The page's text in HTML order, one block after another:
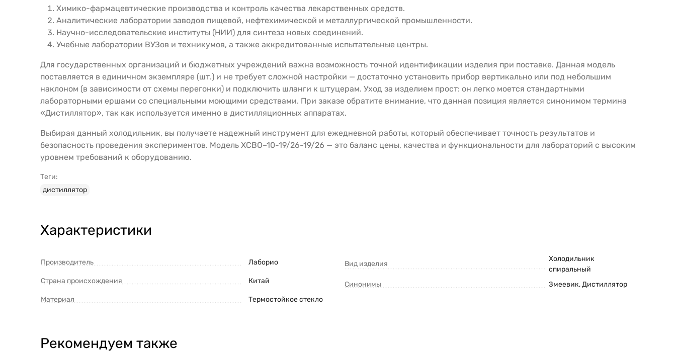
Химико-фармацевтические производства и контроль качества лекарственных средств.
Аналитические лаборатории заводов пищевой, нефтехимической и металлургической промышленности.
Научно-исследовательские институты (НИИ) для синтеза новых соединений.
Учебные лаборатории ВУЗов и техникумов, а также аккредитованные испытательные центры.
Для государственных организаций и бюджетных учреждений важна возможность точной идентификации изделия при поставке. Данная модель
поставляется в единичном экземпляре (шт.) и не требует сложной настройки — достаточно установить прибор вертикально или под небольшим
наклоном (в зависимости от схемы перегонки) и подключить шланги к штуцерам. Уход за изделием прост: он легко моется стандартными
лабораторными ершами со специальными моющими средствами. При заказе обратите внимание, что данная позиция является синонимом термина
«Дистиллятор», так как используется именно в дистилляционных аппаратах.
Выбирая данный холодильник, вы получаете надежный инструмент для ежедневной работы, который обеспечивает точность результатов и
безопасность проведения экспериментов. Модель ХСВО–10-19/26-19/26 — это баланс цены, качества и функциональности для лабораторий с высоким
уровнем требований к оборудованию.
Теги:
дистиллятор
Характеристики
Производитель Лаборио
Страна происхождения Китай
Материал Термостойкое стекло
Вид изделия
Холодильник
спиральный
Синонимы
Змеевик, Дистиллятор
Рекомендуем также